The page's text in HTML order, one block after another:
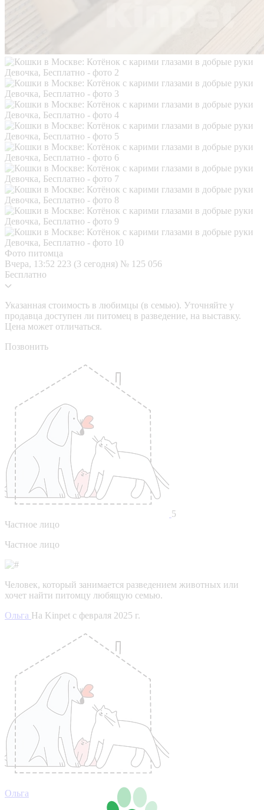
Фото питомца
Вчера, 13:52 223 (3 сегодня) № 125 056
Бесплатно
Указанная стоимость в любимцы (в семью). Уточняйте у
продавца доступен ли питомец в разведение, на выставку.
Цена может отличаться.
Позвонить
5
Частное лицо
Частное лицо
Человек, который занимается разведением животных или
хочет найти питомцу любящую семью.
Ольга На Kinpet c февраля 2025 г.
Ольга